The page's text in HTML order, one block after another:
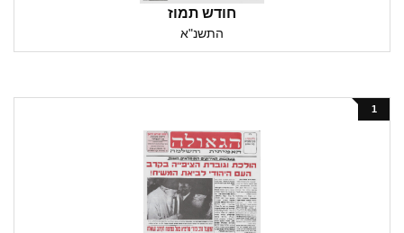
חודש תמוז
התשנ"א
1